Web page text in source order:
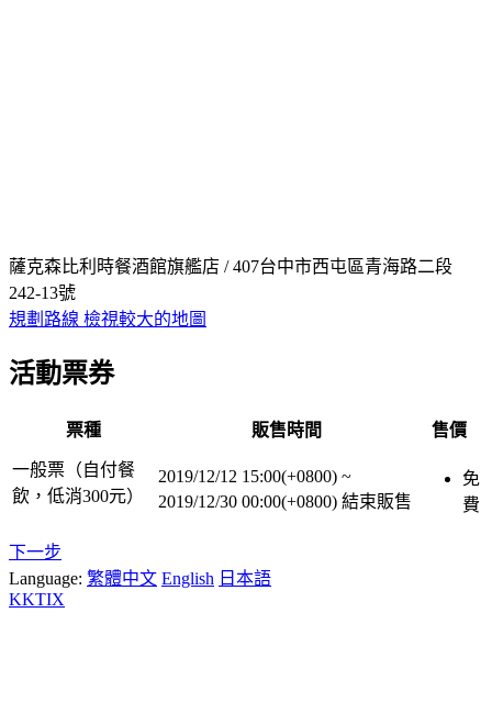
薩克森比利時餐酒館旗艦店 / 407台中市西屯區青海路二段
242-13號
規劃路線 檢視較大的地圖
活動票券
票種 販售時間 售價
一般票（自付餐
飲，低消300元）
2019/12/12 15:00(+0800) ~
2019/12/30 00:00(+0800) 結束販售
免
費
下一步
Language: 繁體中文 English 日本語
KKTIX